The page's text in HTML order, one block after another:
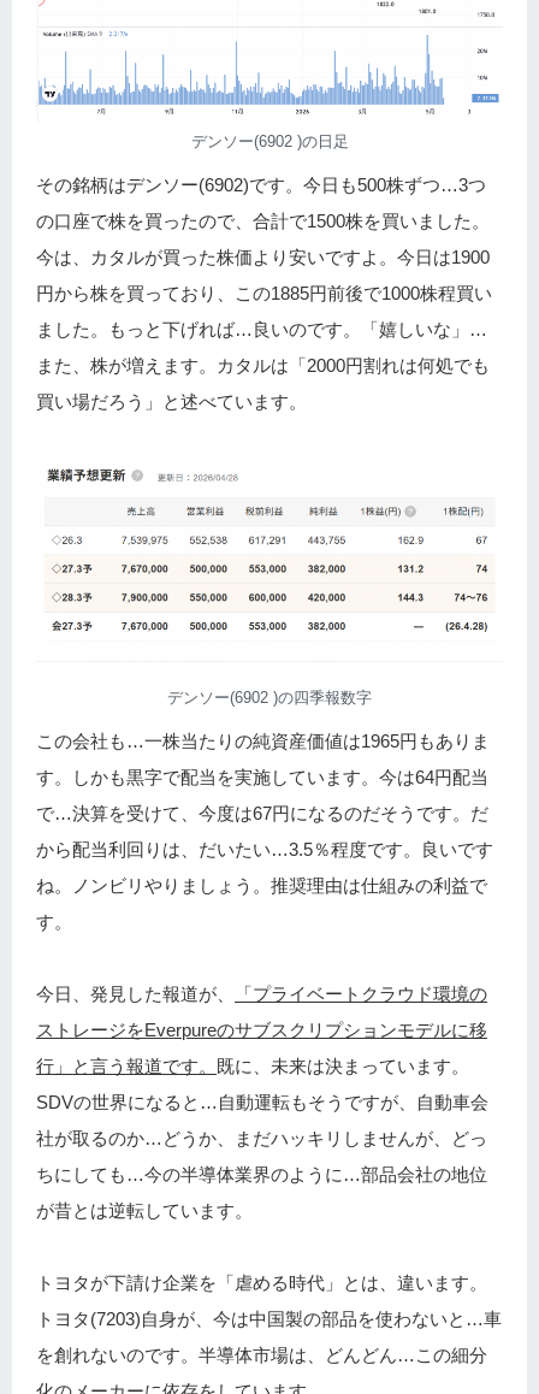
デンソー(6902 )の日足
その銘柄はデンソー(6902)です。今日も500株ずつ…3つ
の口座で株を買ったので、合計で1500株を買いました。
今は、カタルが買った株価より安いですよ。今日は1900
円から株を買っており、この1885円前後で1000株程買い
ました。もっと下げれば…良いのです。「嬉しいな」…
また、株が増えます。カタルは「2000円割れは何処でも
買い場だろう」と述べています。
デンソー(6902 )の四季報数字
この会社も…一株当たりの純資産価値は1965円もありま
す。しかも黒字で配当を実施しています。今は64円配当
で…決算を受けて、今度は67円になるのだそうです。だ
から配当利回りは、だいたい…3.5％程度です。良いです
ね。ノンビリやりましょう。推奨理由は仕組みの利益で
す。
今日、発見した報道が、
「プライベートクラウド環境の
ストレージをEverpureのサブスクリプションモデルに移
行」と言う報道です。 既に、未来は決まっています。
SDVの世界になると…自動運転もそうですが、自動車会
社が取るのか…どうか、まだハッキリしませんが、どっ
ちにしても…今の半導体業界のように…部品会社の地位
が昔とは逆転しています。
トヨタが下請け企業を「虐める時代」とは、違います。
トヨタ(7203)自身が、今は中国製の部品を使わないと…車
を創れないのです。半導体市場は、どんどん…この細分